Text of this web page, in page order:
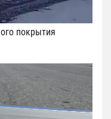
покрытия